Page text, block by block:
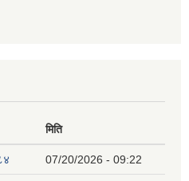
मिति
07/20/2026 - 09:22